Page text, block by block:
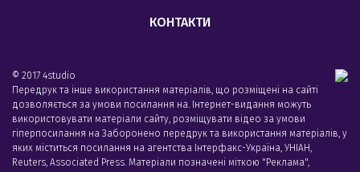
КОНТАКТИ
© 2017 4studio
Передрук та інше використання матеріалів, що розміщені на сайті
дозволяється за умови посилання на. Інтернет-видання можуть
використовувати матеріали сайту, розміщувати відео за умови
гіперпосилання на Заборонено передрук та використання матеріалів, у
яких міститься посилання на агентства Iнтерфакс-Україна, УНIАН,
Reuters, Associated Press. Матеріали позначені міткою "Реклама",